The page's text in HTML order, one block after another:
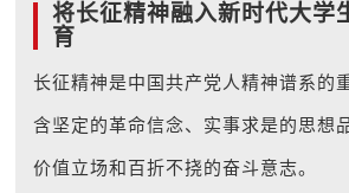
将长征精神融入新时代大学
育
长征精神是中国共产党人精神谱系的
含坚定的革命信念、实事求是的思想
价值立场和百折不挠的奋斗意志。